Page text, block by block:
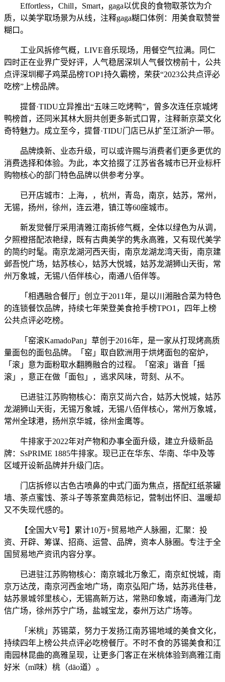
Effortless，Chill，Smart，gaga以优良的食物取茶饮为介
质，以美学取场景为从线，注释gaga糊口体例：用美食取赞誉
糊口。
工业风拆修气概，LIVE音乐现场，用餐空气拉满。同仁
四时正在业界广受好评，人气稳居深圳人气餐饮榜前十，公共
点评深圳椰子鸡菜品榜TOP1持久霸榜，荣获“2023公共点评必
吃榜”上榜品牌。
提督·TIDU立异推出“五味三吃烤鸭”，曾多次连任京城烤
鸭榜首，还同米其林大厨共创更多新式口胃，注释新京菜文化
奇特魅力。成立至今，提督·TIDU门店已从扩至江浙沪一带。
品牌焕新、业态升级，可以或许赐与消费者们更多更优的
消费选择和体验。为此，本文拾掇了江苏省各城市已开业标杆
购物核心的部门特色品牌以供参考分享。
已开店城市：上海，，杭州，青岛，南京，姑苏，常州，
无锡，扬州，徐州，连云港，镇江等60座城市。
新发觉餐厅采用清雅江南拆修气概，全体以绿色为从调，
夕照橙搭配浓艳绿，既有古典美学的隽永高雅，又有现代美学
的简约时髦。南京龙湖河西天街，南京龙湖龙湾天街，南京建
邺吾悦广场，姑苏核心，姑苏大悦城，姑苏龙湖狮山天街，常
州万象城，无锡八佰伴核心，南通八佰伴等。
「相遇融合餐厅」创立于2011年，是以川湘融合菜为特色
的连锁餐饮品牌，持续七年荣登美食抢手榜TPO1，四年上榜
公共点评必吃榜。
「窑滚KamadoPan」草创于2016年，是一家从打现烤高质
量面包的面包品牌。「窑」取自欧洲用于烘烤面包的窑炉，
「滚」意为面粉取水翻腾融合的过程。「窑滚」谐音「摇
滚」，意正在做「面包」，逃求风味，苛刻、从不。
已进驻江苏购物核心：南京艾尚六合，姑苏大悦城，姑苏
龙湖狮山天街，无锡万象城，无锡八佰伴核心，常州万象城，
常州全球港，扬州京华城，徐州金鹰等。
牛排家于2022年对产物和办事全面升级，建立升级新品
牌：SsPRIME 1885牛排家。现已正在华东、华南、华中及等
区域开设新品牌并升级门店。
门店拆修以古色古喷鼻的中式门面为焦点，搭配红纸茶罐
墙、茶点蜜饯、茶斗子等茶室典范标记，营制出怀旧、温暖却
又不失现代感的。
【全国大V号】累计10万+贸易地产人脉圈，汇聚：投
资、开辟、筹谋、招商、运营、品牌，资本人脉圈。专注于全
国贸易地产资讯内容分享。
已进驻江苏购物核心：南京城北万象汇，南京虹悦城，南
京万达茂，南京河西金地广场，南京弘阳广场，姑苏兆佳巷，
姑苏景城邻里核心，无锡高新万达，常熟印象城，南通海门龙
信广场，徐州苏宁广场，盐城宝龙，泰州万达广场等。
「米桃」苏锡菜，努力于发扬江南苏锡地域的美食文化，
持续四年上榜公共点评必吃榜餐厅。不时不食的苏锡美食和江
南园林昆曲的高雅呈现，让更多门客正在米桃体验到高雅江南
好米（mǐ味）桃（dāo道）。